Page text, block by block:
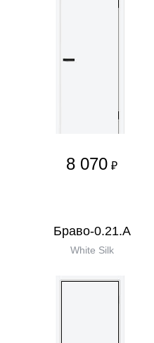
8 070 ₽
Браво-0.21.А
White Silk